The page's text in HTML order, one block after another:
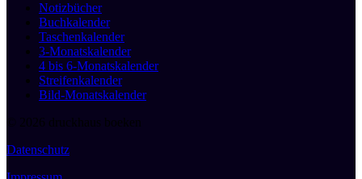
Notizbücher
Buchkalender
Taschenkalender
3-Monatskalender
4 bis 6-Monatskalender
Streifenkalender
Bild-Monatskalender
© 2026 druckhaus boeken
Datenschutz